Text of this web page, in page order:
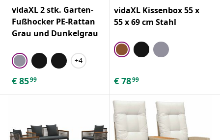
vidaXL 2 stk. Garten-
Fußhocker PE-Rattan
Grau und Dunkelgrau
+4
€ 8599
vidaXL Kissenbox 55 x
55 x 69 cm Stahl
€ 7899